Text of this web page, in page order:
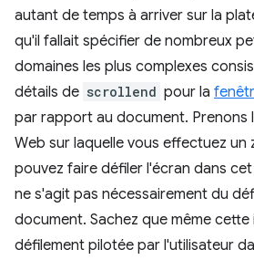
autant de temps à arriver sur la
qu'il fallait spécifier de nombreux
domaines les plus complexes
détails de scrollend pour la
par rapport au document. Prenons
Web sur laquelle vous effectuez un
pouvez faire défiler l'écran dans
ne s'agit pas nécessairement du
document. Sachez que même
défilement pilotée par l'utilisateur